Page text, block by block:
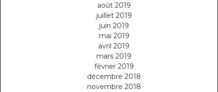
août 2019
juillet 2019
juin 2019
mai 2019
avril 2019
mars 2019
février 2019
décembre 2018
novembre 2018